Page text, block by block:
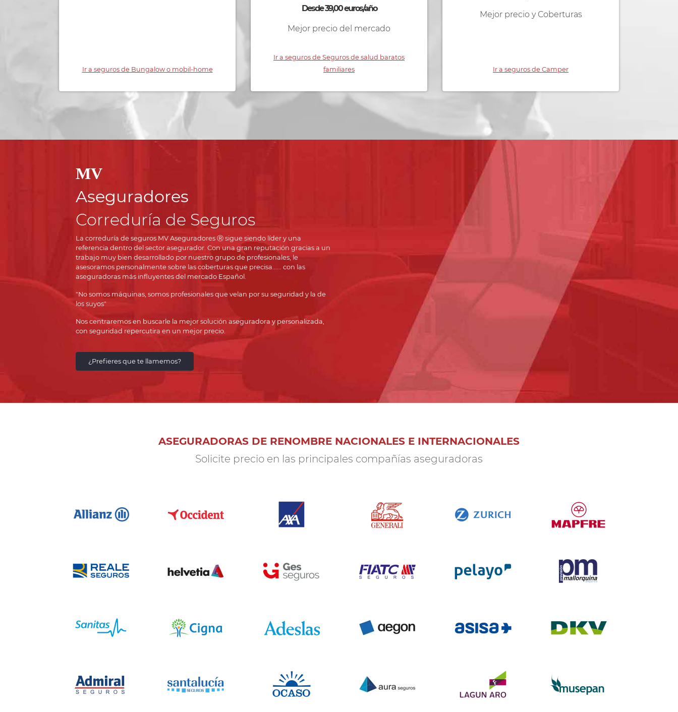
Ir a seguros de Bungalow o mobil-home
Desde 39,00 euros/año
Mejor precio del mercado
Ir a seguros de Seguros de salud baratos
familiares
Mejor precio y Coberturas
Ir a seguros de Camper
MV
Aseguradores
Correduría de Seguros
La correduría de seguros MV Aseguradores Ⓡ sigue siendo líder y una
referencia dentro del sector asegurador. Con una gran reputación gracias a un
trabajo muy bien desarrollado por nuestro grupo de profesionales, le
asesoramos personalmente sobre las coberturas que precisa...... con las
aseguradoras más influyentes del mercado Español.
"No somos máquinas, somos profesionales que velan por su seguridad y la de
los suyos"
Nos centraremos en buscarle la mejor solución aseguradora y personalizada,
con seguridad repercutira en un mejor precio.
¿Prefieres que te llamemos?
ASEGURADORAS DE RENOMBRE NACIONALES E INTERNACIONALES
Solicite precio en las principales compañías aseguradoras